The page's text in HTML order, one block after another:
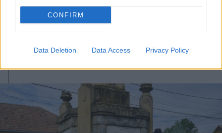
CONFIRM
Data Deletion Data Access Privacy Policy
Septemberfest puliszkával,
főzőversennyel